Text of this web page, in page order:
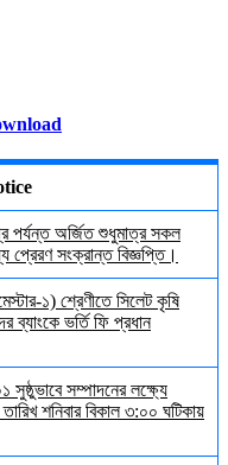
পর্যন্ত অর্জিত শুধুমাত্র সকল
প্রেরণ সংক্রান্ত বিজ্ঞপ্তি।
১) শ্রেণীতে সিলেট কৃষি
ব্যাংকে ভর্তি ফি প্রধান
সুষ্ঠুভাবে সম্পাদনের লক্ষ্যে
শনিবার বিকাল ৩:০০ ঘটিকায়